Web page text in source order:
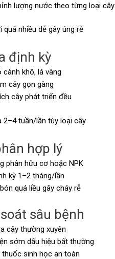
lượng nước theo từng loại cây
nhiều dễ gây úng rễ
định kỳ
cành khô, lá vàng
cây gọn gàng
cây phát triển đều
tuần/lần tùy loại cây
hợp lý
phân hữu cơ hoặc NPK
kỳ 1–2 tháng/lần
quá liều gây cháy rễ
sâu bệnh
cây thường xuyên
sớm dấu hiệu bất thường
thuốc sinh học an toàn